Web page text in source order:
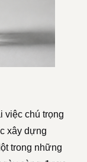
việc chú trọng
xây dựng
trong những